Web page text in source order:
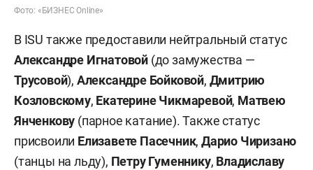
Фото: «БИЗНЕС Online»
В ISU также предоставили нейтральный статус
Александре Игнатовой (до замужества —
Трусовой), Александре Бойковой, Дмитрию
Козловскому, Екатерине Чикмаревой, Матвею
Янченкову (парное катание). Также статус
присвоили Елизавете Пасечник,Дарио Чиризано
(танцы на льду), Петру Гуменнику, Владиславу